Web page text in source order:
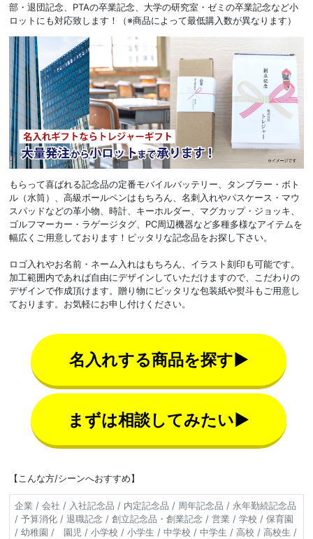
部・退団記念、PTAの卒業記念、大学の研究室・ゼミの卒業記念など小
ロットにも対応致します！（※商品によって最低購入数が異なります）
もらって喜ばれる記念品の定番モバイルバッテリー、タンブラー・ボト
ル（水筒）、高級ボールペンはもちろん、名刺入れやパスケース・マウ
スパッドなどの革小物、時計、キーホルダー、マグカップ・ジョッキ、
ゴルフマーカー・ラゲージタグ、PC周辺機器など多種多様なアイテムを
幅広くご用意しております！ピッタリな記念品をお探し下さい。
ロゴ入れやお名前・ネーム入れはもちろん、イラスト刻印も可能です。
加工範囲内であれば自由にデザインしていただけますので、こだわりの
デザインで作成頂けます。贈り物にピッタリな包装紙や熨斗もご用意し
ております。お気軽にお申し付けください。
名入れする商品を探す▶
まずは相談してみたい▶
【こんな方/シーンへおすすめ】
企業 / 会社 / 入社記念品 / 内定記念品 / 周年記念品 / 永年勤続記念品
/ 予算消化 / 退職記念 / 創立記念品・創業記念 / 営業 / 学校 / 保育園
/ 幼稚園 / 園児 / 小学校 / 小学生 / 中学校 / 中学生 / 高校 / 高校生 /